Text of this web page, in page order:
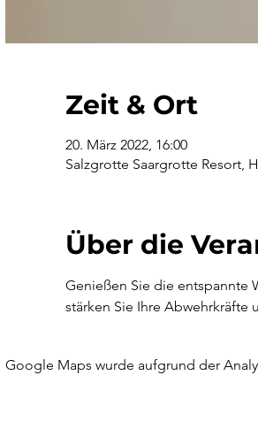
Zeit & Ort
20. März 2022, 16:00
Salzgrotte Saargrotte Resort,
Über die
Genießen Sie die entspannte
stärken Sie Ihre Abwehrkräfte
Google Maps wurde aufgrund der